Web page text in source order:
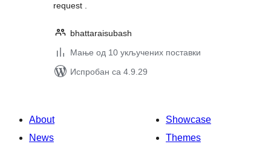
request .
bhattaraisubash
Мање од 10 укључених поставки
Испробан са 4.9.29
About
News
Showcase
Themes